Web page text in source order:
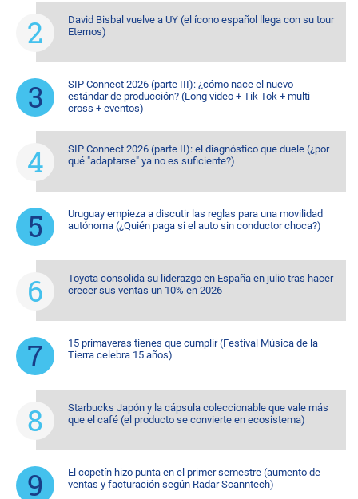
David Bisbal vuelve a UY (el ícono español llega con su tour
Eternos)
SIP Connect 2026 (parte III): ¿cómo nace el nuevo
estándar de producción? (Long video + Tik Tok + multi
cross + eventos)
SIP Connect 2026 (parte II): el diagnóstico que duele (¿por
qué "adaptarse" ya no es suficiente?)
Uruguay empieza a discutir las reglas para una movilidad
autónoma (¿Quién paga si el auto sin conductor choca?)
Toyota consolida su liderazgo en España en julio tras hacer
crecer sus ventas un 10% en 2026
15 primaveras tienes que cumplir (Festival Música de la
Tierra celebra 15 años)
Starbucks Japón y la cápsula coleccionable que vale más
que el café (el producto se convierte en ecosistema)
El copetín hizo punta en el primer semestre (aumento de
ventas y facturación según Radar Scanntech)